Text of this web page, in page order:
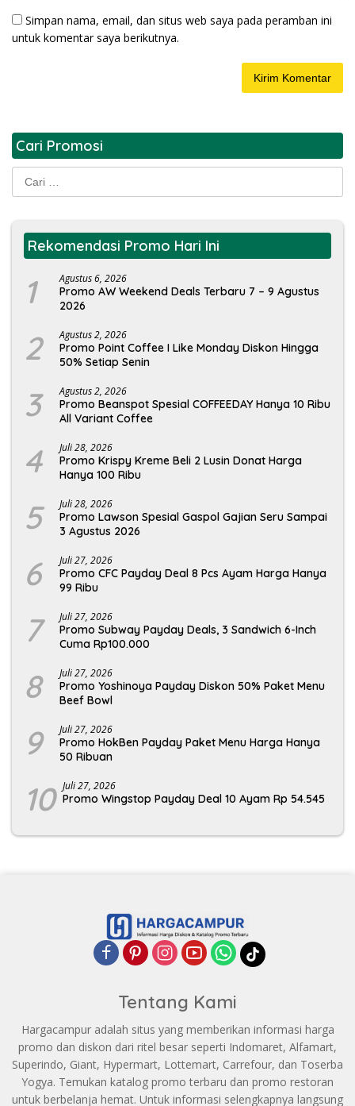
Simpan nama, email, dan situs web saya pada peramban ini
untuk komentar saya berikutnya.
Cari Promosi
Cari
untuk:
Rekomendasi Promo Hari Ini
1 Agustus 6, 2026
Promo AW Weekend Deals Terbaru 7 – 9 Agustus
2026
2 Agustus 2, 2026
Promo Point Coffee I Like Monday Diskon Hingga
50% Setiap Senin
3 Agustus 2, 2026
Promo Beanspot Spesial COFFEEDAY Hanya 10 Ribu
All Variant Coffee
4 Juli 28, 2026
Promo Krispy Kreme Beli 2 Lusin Donat Harga
Hanya 100 Ribu
5 Juli 28, 2026
Promo Lawson Spesial Gaspol Gajian Seru Sampai
3 Agustus 2026
6 Juli 27, 2026
Promo CFC Payday Deal 8 Pcs Ayam Harga Hanya
99 Ribu
7 Juli 27, 2026
Promo Subway Payday Deals, 3 Sandwich 6-Inch
Cuma Rp100.000
8 Juli 27, 2026
Promo Yoshinoya Payday Diskon 50% Paket Menu
Beef Bowl
9 Juli 27, 2026
Promo HokBen Payday Paket Menu Harga Hanya
50 Ribuan
10 Juli 27, 2026
Promo Wingstop Payday Deal 10 Ayam Rp 54.545
Tentang Kami
Hargacampur adalah situs yang memberikan informasi harga
promo dan diskon dari ritel besar seperti Indomaret, Alfamart,
Superindo, Giant, Hypermart, Lottemart, Carrefour, dan Toserba
Yogya. Temukan katalog promo terbaru dan promo restoran
untuk berbelanja hemat. Untuk informasi selengkapnya langsung